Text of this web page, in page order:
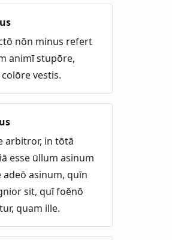
nōn minus refert
animī stupōre,
vestis.
arbitror, in tōtā
esse ūllum asinum
adeō asinum, quīn
sit, quī foēnō
quam ille.